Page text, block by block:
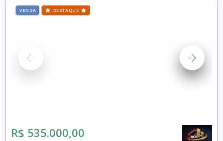
VENDA DESTAQUE
R$ 535.000,00